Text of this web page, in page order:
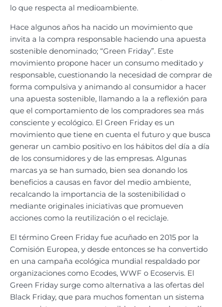
lo que respecta al medioambiente.
Hace algunos años ha nacido un movimiento que
invita a la compra responsable haciendo una apuesta
sostenible denominado; “Green Friday”. Este
movimiento propone hacer un consumo meditado y
responsable, cuestionando la necesidad de comprar de
forma compulsiva y animando al consumidor a hacer
una apuesta sostenible, llamando a la a reflexión para
que el comportamiento de los compradores sea más
consciente y ecológico. El Green Friday es un
movimiento que tiene en cuenta el futuro y que busca
generar un cambio positivo en los hábitos del día a día
de los consumidores y de las empresas. Algunas
marcas ya se han sumado, bien sea donando los
beneficios a causas en favor del medio ambiente,
recalcando la importancia de la sostenibilidad o
mediante originales iniciativas que promueven
acciones como la reutilización o el reciclaje.
El término Green Friday fue acuñado en 2015 por la
Comisión Europea, y desde entonces se ha convertido
en una campaña ecológica mundial respaldado por
organizaciones como Ecodes, WWF o Ecoservis. El
Green Friday surge como alternativa a las ofertas del
Black Friday, que para muchos fomentan un sistema